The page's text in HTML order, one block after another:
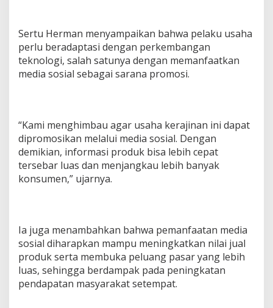
a
S
o
s
i
Sertu Herman menyampaikan bahwa pelaku usaha
perlu beradaptasi dengan perkembangan
teknologi, salah satunya dengan memanfaatkan
media sosial sebagai sarana promosi.
“Kami menghimbau agar usaha kerajinan ini dapat
dipromosikan melalui media sosial. Dengan
demikian, informasi produk bisa lebih cepat
tersebar luas dan menjangkau lebih banyak
konsumen,” ujarnya.
Ia juga menambahkan bahwa pemanfaatan media
sosial diharapkan mampu meningkatkan nilai jual
produk serta membuka peluang pasar yang lebih
luas, sehingga berdampak pada peningkatan
pendapatan masyarakat setempat.